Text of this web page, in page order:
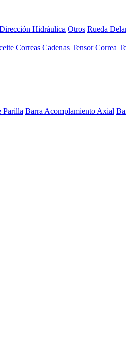
Hidráulica Otros Rueda
Correas Cadenas Tensor Correa
Parilla Barra Acomplamiento Axial